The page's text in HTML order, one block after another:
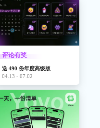
评论有奖
送 490 份年度高级版
04.13 - 07.02